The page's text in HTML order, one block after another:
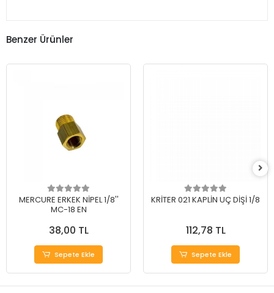
Benzer Ürünler
MERCURE ERKEK NİPEL 1/8''
MC-18 EN
38,00 TL
Sepete Ekle
KRİTER 021 KAPLİN UÇ DİŞİ 1/8
112,78 TL
Sepete Ekle